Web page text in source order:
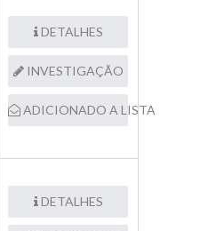
DETALHES
INVESTIGAÇÃO
ADICIONADO A LISTA
DETALHES